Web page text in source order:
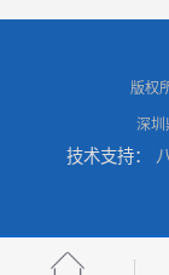
承德心理咨询录
版权
深圳
技术支持：